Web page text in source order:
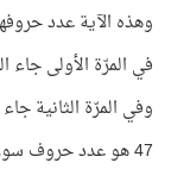
وهذه الآية عدد حروفها 329 حرفًا، ويساوي 7
في المرّة الأولى جاء الرقم 6 مضروبًا
وفي المرّة الثانية جاء الرقم 7
47 هو عدد حروف سورة الإخلاص حيث ورد اسم الله للمرّة الأخيرة!